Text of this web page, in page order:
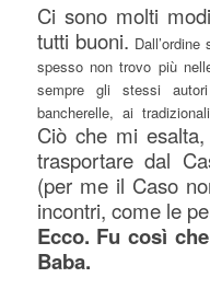
Ci sono molti
tutti buoni.
spesso non trovo più
sempre gli stessi
bancherelle, ai
Ciò che mi
trasportare dal
(per me il Caso
incontri, come le
Ecco. Fu così
Baba.